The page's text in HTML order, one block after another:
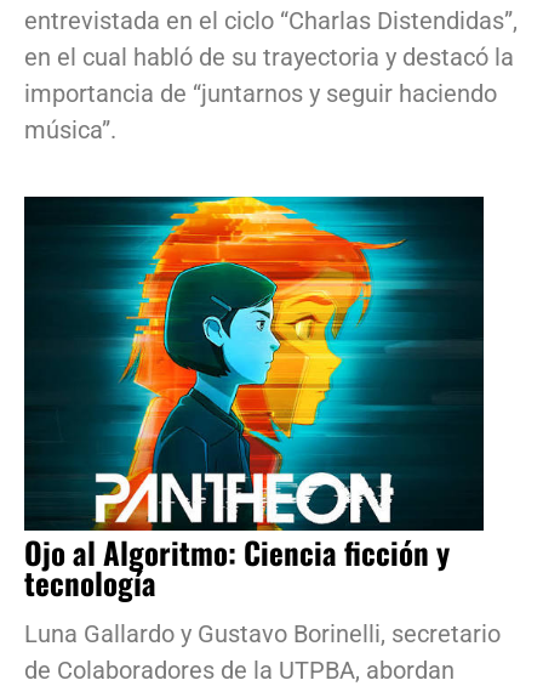
entrevistada en el ciclo “Charlas Distendidas”,
en el cual habló de su trayectoria y destacó la
importancia de “juntarnos y seguir haciendo
música”.
Ojo al Algoritmo: Ciencia ficción y
tecnología
Luna Gallardo y Gustavo Borinelli, secretario
de Colaboradores de la UTPBA, abordan